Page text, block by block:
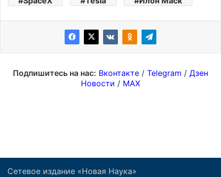
Сетевое издание «Новая Наука»